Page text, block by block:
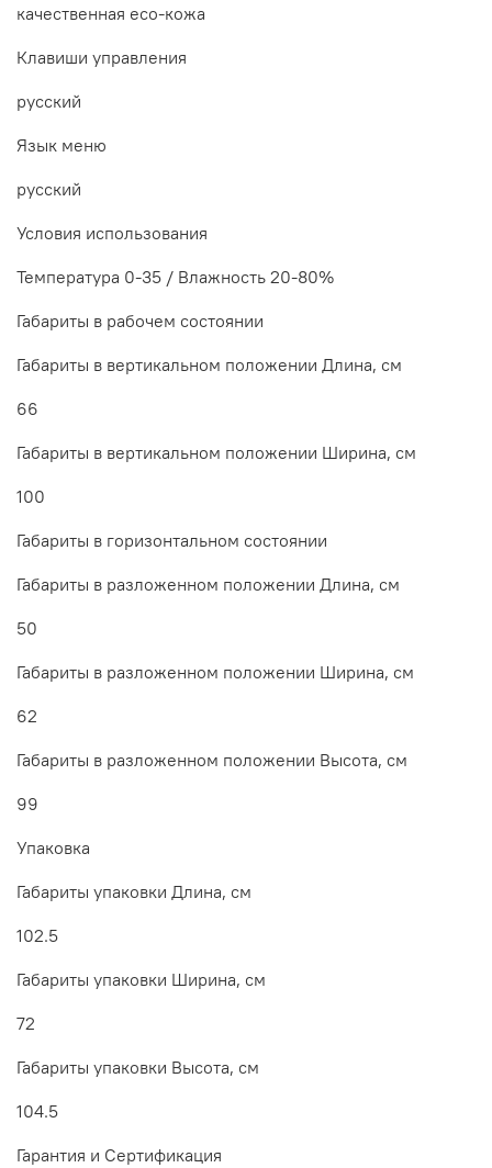
качественная eco-кожа
Клавиши управления
русский
Язык меню
русский
Условия использования
Температура 0-35 / Влажность 20-80%
Габариты в рабочем состоянии
Габариты в вертикальном положении Длина, см
66
Габариты в вертикальном положении Ширина, см
100
Габариты в горизонтальном состоянии
Габариты в разложенном положении Длина, см
50
Габариты в разложенном положении Ширина, см
62
Габариты в разложенном положении Высота, см
99
Упаковка
Габариты упаковки Длина, см
102.5
Габариты упаковки Ширина, см
72
Габариты упаковки Высота, см
104.5
Гарантия и Сертификация